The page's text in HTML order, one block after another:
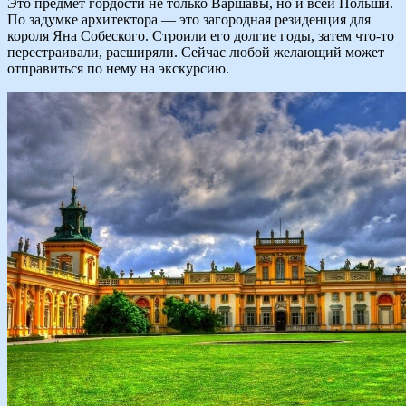
Это предмет гордости не только Варшавы, но и всей Польши.
По задумке архитектора — это загородная резиденция для
короля Яна Собеского. Строили его долгие годы, затем что-то
перестраивали, расширяли. Сейчас любой желающий может
отправиться по нему на экскурсию.